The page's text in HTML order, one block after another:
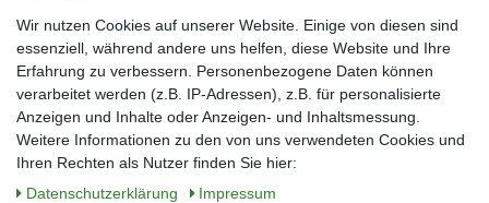
Nachname*
E-Mail*
Wir nutzen Cookies auf unserer Website. Einige von diesen sind
essenziell, während andere uns helfen, diese Website und Ihre
Erfahrung zu verbessern. Personenbezogene Daten können
verarbeitet werden (z.B. IP-Adressen), z.B. für personalisierte
Anzeigen und Inhalte oder Anzeigen- und Inhaltsmessung.
Weitere Informationen zu den von uns verwendeten Cookies und
Ihren Rechten als Nutzer finden Sie hier:
Daten­schutz­erklärung
Impressum